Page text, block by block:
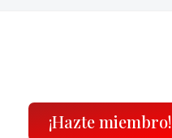
¡Hazte miembro!